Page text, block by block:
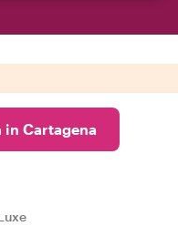
in Cartagena